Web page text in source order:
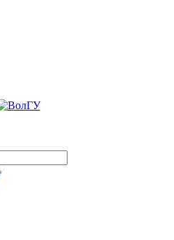
Пожалуйста